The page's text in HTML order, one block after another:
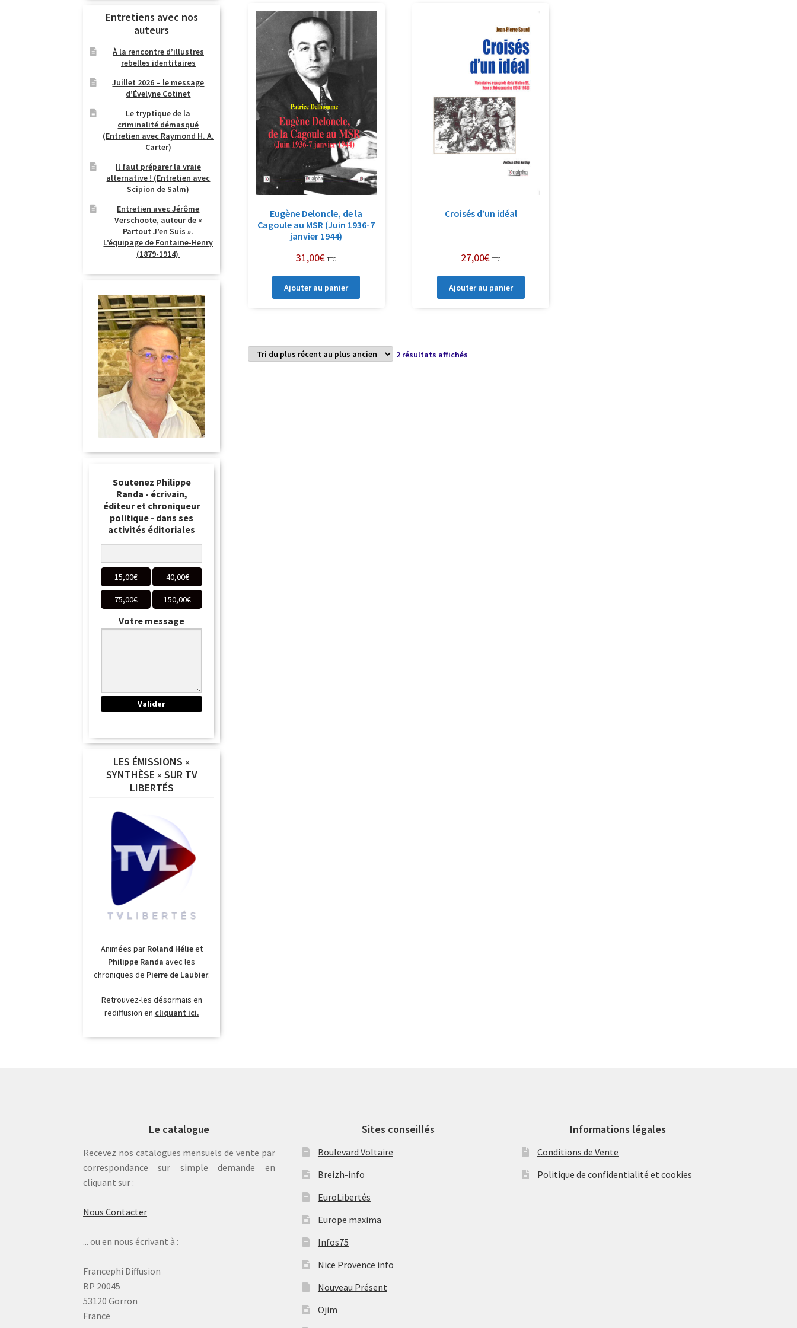
ancien
Eugène Deloncle, de la
Cagoule au MSR (Juin 1936-7
janvier 1944)
31,00€ TTC
Ajouter au panier
Croisés d’un idéal
27,00€ TTC
Ajouter au panier
2 résultats affichésTrié
Entretiens avec nos
auteurs
À la rencontre d’illustres
rebelles identitaires
Juillet 2026 – le message
d’Évelyne Cotinet
Le tryptique de la
criminalité démasqué
(Entretien avec Raymond H. A.
Carter)
Il faut préparer la vraie
alternative ! (Entretien avec
Scipion de Salm)
Entretien avec Jérôme
Verschoote, auteur de «
Partout J’en Suis ».
L’équipage de Fontaine-Henry
(1879-1914)
Soutenez Philippe
Randa - écrivain,
éditeur et chroniqueur
politique - dans ses
activités éditoriales
15,00€ 40,00€
75,00€ 150,00€
Votre message
LES ÉMISSIONS «
SYNTHÈSE » SUR TV
LIBERTÉS
Animées par Roland Hélieet
Philippe Randa avec les
chroniques de Pierre de Laubier.
Retrouvez-les désormais en
rediffusion en cliquant ici.
Le catalogue
Recevez nos catalogues mensuels de vente par
correspondance sur simple demande en
cliquant sur :
Nous Contacter
... ou en nous écrivant à :
Francephi Diffusion
BP 20045
53120 Gorron
France
Sites conseillés
Boulevard Voltaire
Breizh-info
EuroLibertés
Europe maxima
Infos75
Nice Provence info
Nouveau Présent
Ojim
Informations légales
Conditions de Vente
Politique de confidentialité et cookies